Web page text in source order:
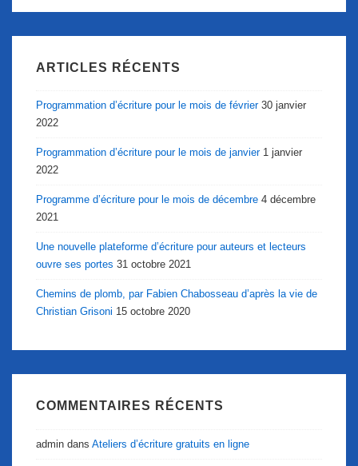
ARTICLES RÉCENTS
Programmation d’écriture pour le mois de février 30 janvier
2022
Programmation d’écriture pour le mois de janvier 1 janvier
2022
Programme d’écriture pour le mois de décembre 4 décembre
2021
Une nouvelle plateforme d’écriture pour auteurs et lecteurs
ouvre ses portes 31 octobre 2021
Chemins de plomb, par Fabien Chabosseau d’après la vie de
Christian Grisoni 15 octobre 2020
COMMENTAIRES RÉCENTS
admin dans Ateliers d’écriture gratuits en ligne